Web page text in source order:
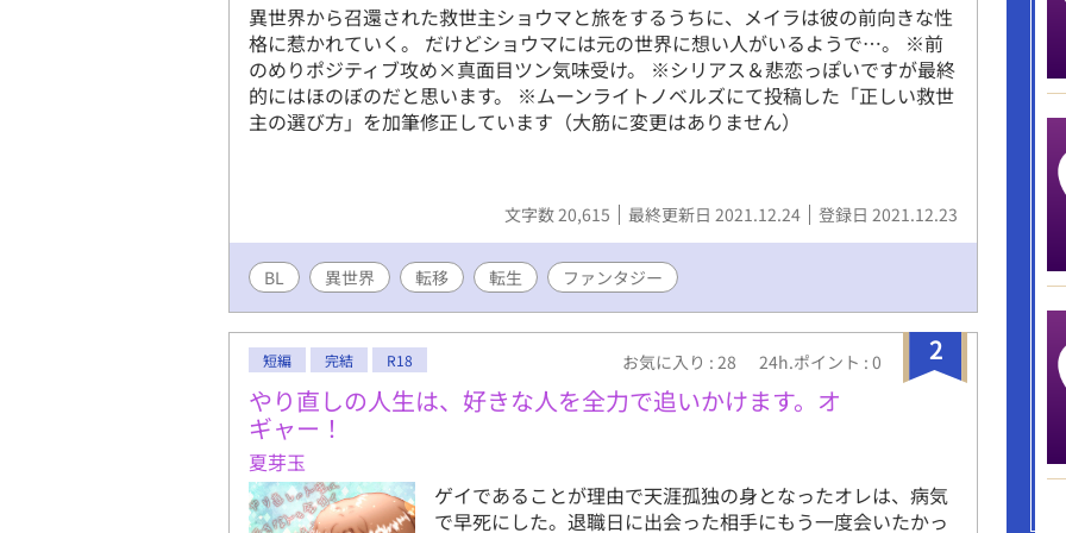
異世界から召還された救世主ショウマと旅をするうちに、メイラは彼の前向きな性
格に惹かれていく。 だけどショウマには元の世界に想い人がいるようで…。 ※前
のめりポジティブ攻め×真面目ツン気味受け。 ※シリアス＆悲恋っぽいですが最終
的にはほのぼのだと思います。 ※ムーンライトノベルズにて投稿した「正しい救世
主の選び方」を加筆修正しています（大筋に変更はありません）
文字数 20,615 最終更新日 2021.12.24 登録日 2021.12.23
BL 異世界 転移 転生 ファンタジー
2
短編 完結 R18 お気に入り : 28 24h.ポイント : 0
やり直しの人生は、好きな人を全力で追いかけます。オ
ギャー！
夏芽玉
ゲイであることが理由で天涯孤独の身となったオレは、病気
で早死にした。退職日に出会った相手にもう一度会いたかっ